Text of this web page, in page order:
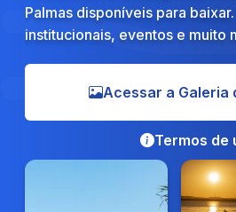
Palmas disponíveis para
institucionais, eventos e muito
Termos de
Acessar a Galeria